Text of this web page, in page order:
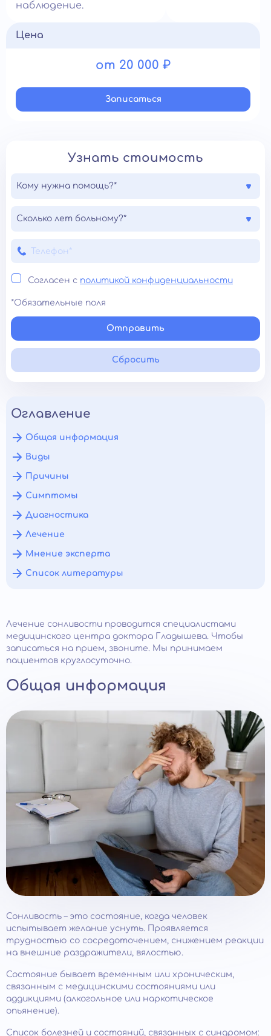
наблюдение.
Цена
от 20 000 ₽
Записатьcя
Узнать стоимость
Кому нужна помощь?*
Сколько лет больному?*
Согласен с политикой конфиденциальности
*Обязательные поля
Отправить
Сбросить
Оглавление
Общая информация
Виды
Причины
Симптомы
Диагностика
Лечение
Мнение эксперта
Список литературы
Лечение сонливости проводится специалистами
медицинского центра доктора Гладышева. Чтобы
записаться на прием, звоните. Мы принимаем
пациентов круглосуточно.
Общая информация
Сонливость – это состояние, когда человек
испытывает желание уснуть. Проявляется
трудностью со сосредоточением, снижением реакции
на внешние раздражители, вялостью.
Состояние бывает временным или хроническим,
связанным с медицинскими состояниями или
аддикциями (алкогольное или наркотическое
опьянение).
Список болезней и состояний, связанных с синдромом: